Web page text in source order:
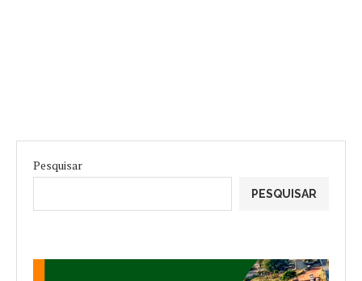
Pesquisar
PESQUISAR